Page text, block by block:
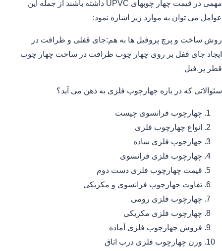
مهمی در قیمت چهار چوبهای UPVC داشته باشند از جمله این
عوامل می توان به موارد زیر اشاره نمود:
روش ساخت و پرچ پروفیل ها به هم:جای قفلی و ظرافت در
ایجاد جای قفل بر روی چهار چوب ظرافت در ساخت چهار چوب
قطر پر.فیل
سئوالاتی که در باره چهارچوب فلزی به ذهن می آید؟
چهارچوب فرانسوی چیست
انواع چهارچوب فلزی
چهارچوب فلزی ساده
چهارچوب فلزی فرانسوی
قیمت چهارچوب فلزی دست دوم
تفاوت چهارچوب فرانسوی و مکزیکی
چهارچوب فلزی رومی
چهارچوب فلزی مکزیکی
فروش چهارچوب فلزی آماده
وزن چهارچوب فلزی درب اتاق